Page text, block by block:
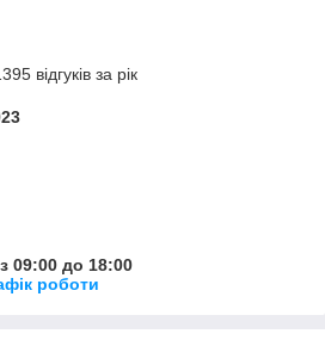
відгуків за рік
09:00 до 18:00
роботи